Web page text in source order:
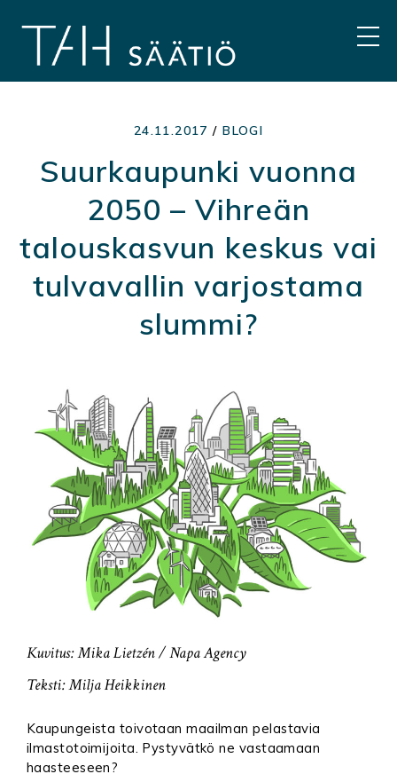
sisältöön
24.11.2017 /BLOGI
Suurkaupunki vuonna
2050 – Vihreän
talouskasvun keskus vai
tulvavallin varjostama
slummi?
Kuvitus: Mika Lietzén / Napa Agency
Teksti: Milja Heikkinen
Kaupungeista toivotaan maailman pelastavia
ilmastotoimijoita. Pystyvätkö ne vastaamaan
haasteeseen?